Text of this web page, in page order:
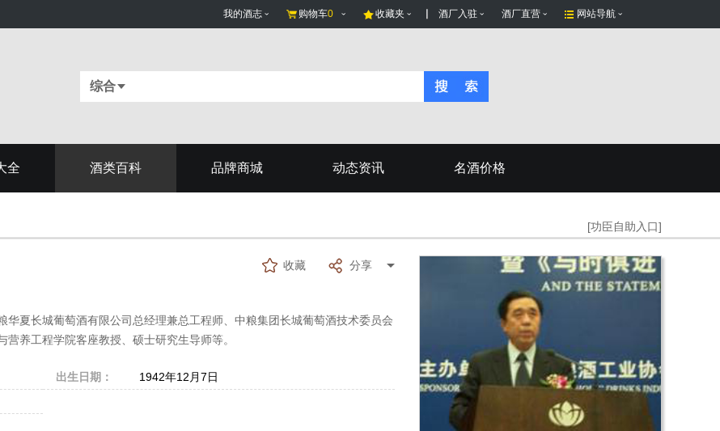
我的酒志 购物车0 收藏夹 酒厂入驻 酒厂直营 网站导航
综合
全 酒类百科 品牌商城 动态资讯 名酒价格
[功臣自助入口]
收藏 分享
长城葡萄酒有限公司总经理兼总工程师、中粮集团长城葡萄酒技术委员会
养工程学院客座教授、硕士研究生导师等。
出生日期：
1942年12月7日